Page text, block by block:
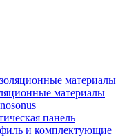
материалы
панель